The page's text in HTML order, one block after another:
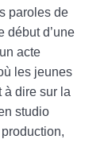
paroles de
début d’une
acte
les jeunes
à dire sur la
studio